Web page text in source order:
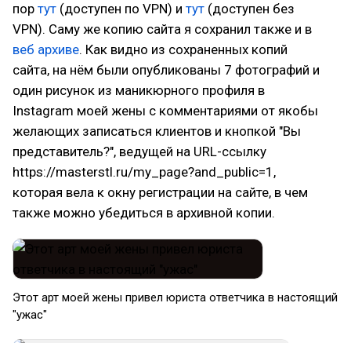
пор тут (доступен по VPN) и тут (доступен без
VPN). Саму же копию сайта я сохранил также и в
веб архиве. Как видно из сохраненных копий
сайта, на нём были опубликованы 7 фотографий и
один рисунок из маникюрного профиля в
Instagram моей жены с комментариями от якобы
желающих записаться клиентов и кнопкой "Вы
представитель?", ведущей на URL-ссылку
https://masterstl.ru/my_page?and_public=1,
которая вела к окну регистрации на сайте, в чем
также можно убедиться в архивной копии.
Этот арт моей жены привел юриста ответчика в настоящий
"ужас"